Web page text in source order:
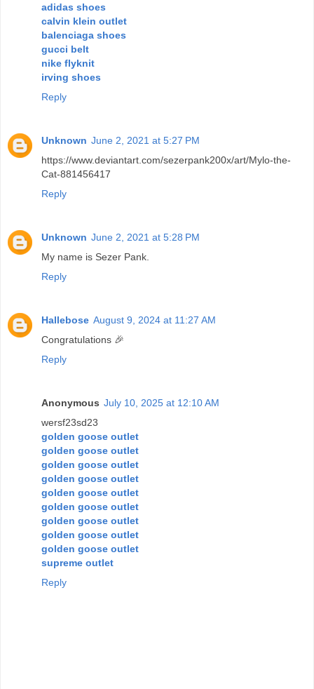
adidas shoes
calvin klein outlet
balenciaga shoes
gucci belt
nike flyknit
irving shoes
Reply
Unknown June 2, 2021 at 5:27 PM
https://www.deviantart.com/sezerpank200x/art/Mylo-the-
Cat-881456417
Reply
Unknown June 2, 2021 at 5:28 PM
My name is Sezer Pank.
Reply
Hallebose August 9, 2024 at 11:27 AM
Congratulations 🎉
Reply
Anonymous July 10, 2025 at 12:10 AM
wersf23sd23
golden goose outlet
golden goose outlet
golden goose outlet
golden goose outlet
golden goose outlet
golden goose outlet
golden goose outlet
golden goose outlet
golden goose outlet
supreme outlet
Reply